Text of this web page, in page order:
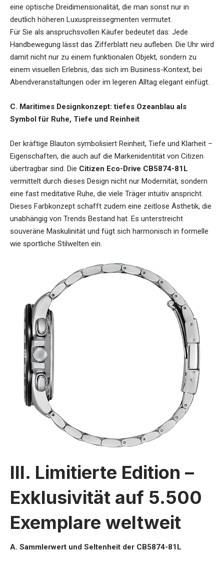
eine optische Dreidimensionalität, die man sonst nur in
deutlich höheren Luxuspreissegmenten vermutet.
Für Sie als anspruchsvollen Käufer bedeutet das: Jede
Handbewegung lässt das Zifferblatt neu aufleben. Die Uhr wird
damit nicht nur zu einem funktionalen Objekt, sondern zu
einem visuellen Erlebnis, das sich im Business-Kontext, bei
Abendveranstaltungen oder im legeren Alltag elegant einfügt.
C. Maritimes Designkonzept: tiefes Ozeanblau als
Symbol für Ruhe, Tiefe und Reinheit
Der kräftige Blauton symbolisiert Reinheit, Tiefe und Klarheit –
Eigenschaften, die auch auf die Markenidentität von Citizen
übertragbar sind. Die Citizen Eco-Drive CB5874-81L
vermittelt durch dieses Design nicht nur Modernität, sondern
eine fast meditative Ruhe, die viele Träger intuitiv anspricht.
Dieses Farbkonzept schafft zudem eine zeitlose Ästhetik, die
unabhängig von Trends Bestand hat. Es unterstreicht
souveräne Maskulinität und fügt sich harmonisch in formelle
wie sportliche Stilwelten ein.
III. Limitierte Edition –
Exklusivität auf 5.500
Exemplare weltweit
A. Sammlerwert und Seltenheit der CB5874-81L